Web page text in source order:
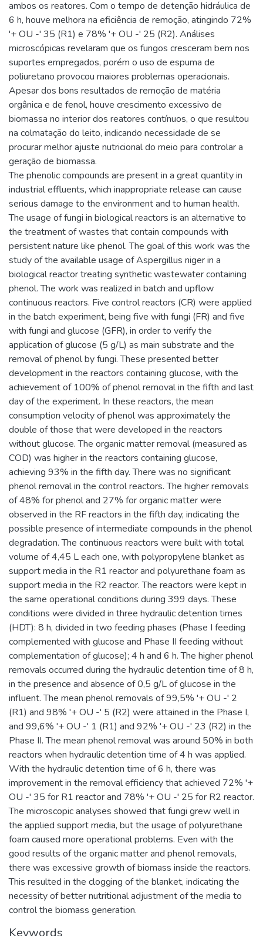
ambos os reatores. Com o tempo de detenção hidráulica de
6 h, houve melhora na eficiência de remoção, atingindo 72%
'+ OU -' 35 (R1) e 78% '+ OU -' 25 (R2). Análises
microscópicas revelaram que os fungos cresceram bem nos
suportes empregados, porém o uso de espuma de
poliuretano provocou maiores problemas operacionais.
Apesar dos bons resultados de remoção de matéria
orgânica e de fenol, houve crescimento excessivo de
biomassa no interior dos reatores contínuos, o que resultou
na colmatação do leito, indicando necessidade de se
procurar melhor ajuste nutricional do meio para controlar a
geração de biomassa.
The phenolic compounds are present in a great quantity in
industrial effluents, which inappropriate release can cause
serious damage to the environment and to human health.
The usage of fungi in biological reactors is an alternative to
the treatment of wastes that contain compounds with
persistent nature like phenol. The goal of this work was the
study of the available usage of Aspergillus niger in a
biological reactor treating synthetic wastewater containing
phenol. The work was realized in batch and upflow
continuous reactors. Five control reactors (CR) were applied
in the batch experiment, being five with fungi (FR) and five
with fungi and glucose (GFR), in order to verify the
application of glucose (5 g/L) as main substrate and the
removal of phenol by fungi. These presented better
development in the reactors containing glucose, with the
achievement of 100% of phenol removal in the fifth and last
day of the experiment. In these reactors, the mean
consumption velocity of phenol was approximately the
double of those that were developed in the reactors
without glucose. The organic matter removal (measured as
COD) was higher in the reactors containing glucose,
achieving 93% in the fifth day. There was no significant
phenol removal in the control reactors. The higher removals
of 48% for phenol and 27% for organic matter were
observed in the RF reactors in the fifth day, indicating the
possible presence of intermediate compounds in the phenol
degradation. The continuous reactors were built with total
volume of 4,45 L each one, with polypropylene blanket as
support media in the R1 reactor and polyurethane foam as
support media in the R2 reactor. The reactors were kept in
the same operational conditions during 399 days. These
conditions were divided in three hydraulic detention times
(HDT): 8 h, divided in two feeding phases (Phase I feeding
complemented with glucose and Phase II feeding without
complementation of glucose); 4 h and 6 h. The higher phenol
removals occurred during the hydraulic detention time of 8 h,
in the presence and absence of 0,5 g/L of glucose in the
influent. The mean phenol removals of 99,5% '+ OU -' 2
(R1) and 98% '+ OU -' 5 (R2) were attained in the Phase I,
and 99,6% '+ OU -' 1 (R1) and 92% '+ OU -' 23 (R2) in the
Phase II. The mean phenol removal was around 50% in both
reactors when hydraulic detention time of 4 h was applied.
With the hydraulic detention time of 6 h, there was
improvement in the removal efficiency that achieved 72% '+
OU -' 35 for R1 reactor and 78% '+ OU -' 25 for R2 reactor.
The microscopic analyses showed that fungi grew well in
the applied support media, but the usage of polyurethane
foam caused more operational problems. Even with the
good results of the organic matter and phenol removals,
there was excessive growth of biomass inside the reactors.
This resulted in the clogging of the blanket, indicating the
necessity of better nutritional adjustment of the media to
control the biomass generation.
Keywords